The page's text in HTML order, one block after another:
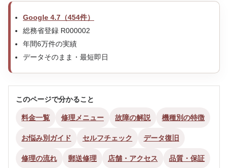
Google 4.7（454件）
総務省登録 R000002
年間6万件の実績
データそのまま・最短即日
このページで分かること
料金一覧 修理メニュー 故障の解説 機種別の特徴
お悩み別ガイド セルフチェック データ復旧
修理の流れ 郵送修理 店舗・アクセス 品質・保証